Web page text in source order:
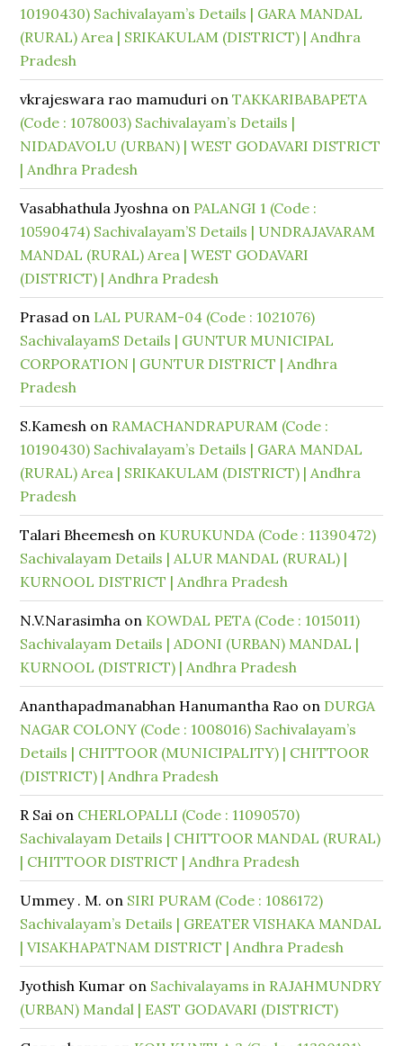
10190430) Sachivalayam’s Details | GARA MANDAL
(RURAL) Area | SRIKAKULAM (DISTRICT) | Andhra
Pradesh
vkrajeswara rao mamuduri onTAKKARIBABAPETA
(Code : 1078003) Sachivalayam’s Details |
NIDADAVOLU (URBAN) | WEST GODAVARI DISTRICT
| Andhra Pradesh
Vasabhathula Jyoshna on PALANGI 1 (Code :
10590474) Sachivalayam’S Details | UNDRAJAVARAM
MANDAL (RURAL) Area | WEST GODAVARI
(DISTRICT) | Andhra Pradesh
Prasad on LAL PURAM-04 (Code : 1021076)
SachivalayamS Details | GUNTUR MUNICIPAL
CORPORATION | GUNTUR DISTRICT | Andhra
Pradesh
S.Kamesh on RAMACHANDRAPURAM (Code :
10190430) Sachivalayam’s Details | GARA MANDAL
(RURAL) Area | SRIKAKULAM (DISTRICT) | Andhra
Pradesh
Talari Bheemesh on KURUKUNDA (Code : 11390472)
Sachivalayam Details | ALUR MANDAL (RURAL) |
KURNOOL DISTRICT | Andhra Pradesh
N.V.Narasimha on KOWDAL PETA (Code : 1015011)
Sachivalayam Details | ADONI (URBAN) MANDAL |
KURNOOL (DISTRICT) | Andhra Pradesh
Ananthapadmanabhan Hanumantha Rao on DURGA
NAGAR COLONY (Code : 1008016) Sachivalayam’s
Details | CHITTOOR (MUNICIPALITY) | CHITTOOR
(DISTRICT) | Andhra Pradesh
R Sai on CHERLOPALLI (Code : 11090570)
Sachivalayam Details | CHITTOOR MANDAL (RURAL)
| CHITTOOR DISTRICT | Andhra Pradesh
Ummey . M. on SIRI PURAM (Code : 1086172)
Sachivalayam’s Details | GREATER VISHAKA MANDAL
| VISAKHAPATNAM DISTRICT | Andhra Pradesh
Jyothish Kumar on Sachivalayams in RAJAHMUNDRY
(URBAN) Mandal | EAST GODAVARI (DISTRICT)